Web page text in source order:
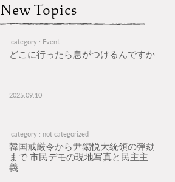
New Topics
category : Event
どこに行ったら息がつけるんですか
2025.09.10
category : not categorized
韓国戒厳令から尹錫悦大統領の弾劾
まで 市民デモの現地写真と民主主
義